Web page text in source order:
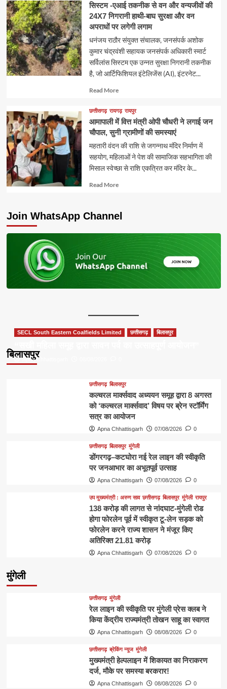
सिस्टम -एआई तकनीक से वन और वन्यजीवों की
24X7 निगरानी हाथी-बाघ सुरक्षा और वन
अपराधों पर लगेगी लगाम
धनंजय राठौर संयुक्त संचालक, जनसंपर्क अशोक
कुमार चंद्रवंशी सहायक जनसंपर्क अधिकारी स्मार्ट
सर्विलांस सिस्टम एक उन्नत सुरक्षा निगरानी तकनीक
है, जो आर्टिफिशियल इंटेलिजेंस (AI), इंटरनेट...
Read MoreRead
about
छत्तीसगढ़ रायगढ़ रायपुर
आमापाली में वित्त मंत्री ओपी चौधरी ने लगाई जन
चौपाल, सुनी ग्रामीणों की समस्याएं
महतारी वंदन की राशि से जगन्नाथ मंदिर निर्माण में
सहयोग, महिलाओं ने पेश की सामाजिक सहभागिता की
मिसाल स्वेच्छा से राशि एकत्रित कर मंदिर के...
Read MoreRead
Join WhatsApp Channel
बिलासपुर
SECL South Eastern Coalfields Limited छत्तीसगढ़ बिलासपुर
Apna Chhattisgarh
छत्तीसगढ़ बिलासपुर
कल्चरल मार्क्सवाद अध्ययन समूह द्वारा 8 अगस्त
को ‘कल्चरल मार्क्सवाद’ विषय पर ब्रेन स्टॉर्मिंग
सत्र का आयोजन
Apna Chhattisgarh 07/08/2026 0
छत्तीसगढ़ बिलासपुर मुंगेली
डोंगरगढ़–कटघोरा नई रेल लाइन की स्वीकृति
पर जनआभार का अभूतपूर्व उत्साह
Apna Chhattisgarh 07/08/2026 0
उप मुख्यमंत्री : अरुण साव छत्तीसगढ़ बिलासपुर मुंगेली रायपुर
138 करोड़ की लागत से नांदघाट-मुंगेली रोड
होगा फोरलेन पूर्व में स्वीकृत टू-लेन सड़क को
फोरलेन करने राज्य शासन ने मंजूर किए
अतिरिक्त 21.81 करोड़
Apna Chhattisgarh 07/08/2026 0
मुंगेली
छत्तीसगढ़ मुंगेली
रेल लाइन की स्वीकृति पर मुंगेली प्रेस क्लब ने
किया केंद्रीय राज्यमंत्री तोखन साहू का स्वागत
Apna Chhattisgarh 08/08/2026 0
छत्तीसगढ़ ब्रेकिंग न्यूज मुंगेली
मुख्यमंत्री हेल्पलाइन में शिकायत का निराकरण
दर्ज, मौके पर समस्या बरकरार!
Apna Chhattisgarh 08/08/2026 0